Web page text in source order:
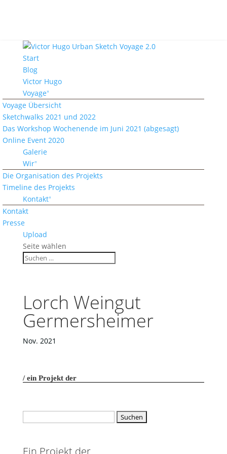
Start
Blog
Victor Hugo
Voyage
Voyage Übersicht
Sketchwalks 2021 und 2022
Das Workshop Wochenende im Juni 2021 (abgesagt)
Online Event 2020
Galerie
Wir
Die Organisation des Projekts
Timeline des Projekts
Kontakt
Kontakt
Presse
Upload
Seite wählen
Lorch Weingut
Germersheimer
Nov. 2021
ein Projekt der
Ein Projekt der